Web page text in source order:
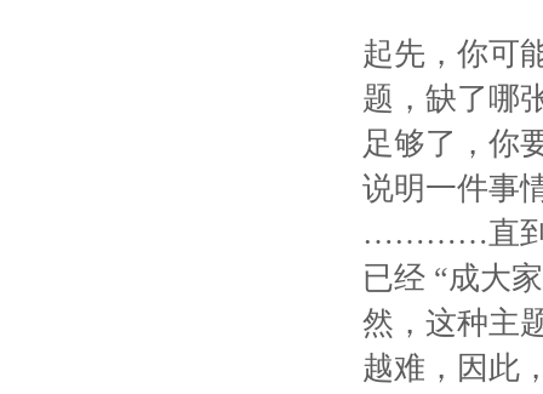
起先，你可
题，缺了哪
足够了，你
说明一件事
…………直到
已经 “成大
然，这种主
越难，因此